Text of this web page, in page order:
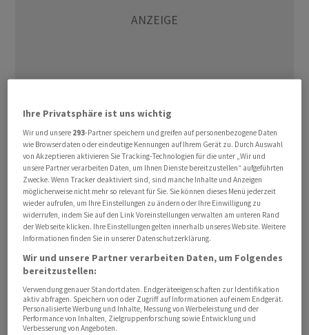
A B C D E F
G H I J K L
M N O P Q R
S T U V W X
Übersetzt: Vermögensverwaltung. Die Betreuung der
Kundenvermögen und der eigenen Vermögen durch
Finanzinstitute und Vermögensverwalter.
Ihre Privatsphäre ist uns wichtig
Wir und unsere 293-Partner speichern und greifen auf personenbezogene Daten
wie Browserdaten oder eindeutige Kennungen auf Ihrem Gerät zu. Durch Auswahl
von Akzeptieren aktivieren Sie Tracking-Technologien für die unter „Wir und
unsere Partner verarbeiten Daten, um Ihnen Dienste bereitzustellen“ aufgeführten
Zwecke. Wenn Tracker deaktiviert sind, sind manche Inhalte und Anzeigen
möglicherweise nicht mehr so relevant für Sie. Sie können dieses Menü jederzeit
wieder aufrufen, um Ihre Einstellungen zu ändern oder Ihre Einwilligung zu
widerrufen, indem Sie auf den Link Voreinstellungen verwalten am unteren Rand
der Webseite klicken. Ihre Einstellungen gelten innerhalb unseres Website. Weitere
Informationen finden Sie in unserer Datenschutzerklärung.
Wir und unsere Partner verarbeiten Daten, um Folgendes
bereitzustellen:
Verwendung genauer Standortdaten. Endgeräteeigenschaften zur Identifikation
aktiv abfragen. Speichern von oder Zugriff auf Informationen auf einem Endgerät.
Personalisierte Werbung und Inhalte, Messung von Werbeleistung und der
Performance von Inhalten, Zielgruppenforschung sowie Entwicklung und
Verbesserung von Angeboten.